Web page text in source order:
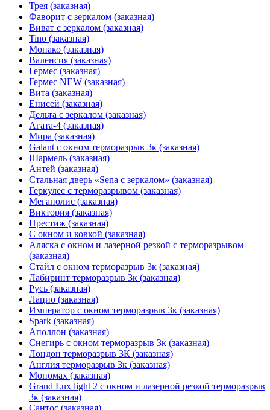
Трея (заказная)
Фаворит с зеркалом (заказная)
Виват с зеркалом (заказная)
Tino (заказная)
Монако (заказная)
Валенсия (заказная)
Гермес (заказная)
Гермес NEW (заказная)
Вита (заказная)
Енисей (заказная)
Дельта с зеркалом (заказная)
Агата-4 (заказная)
Мира (заказная)
Galant с окном терморазрыв 3к (заказная)
Шармель (заказная)
Антей (заказная)
Стальная дверь «Sena с зеркалом» (заказная)
Геркулес с терморазрывом (заказная)
Мегаполис (заказная)
Виктория (заказная)
Престиж (заказная)
С окном и ковкой (заказная)
Аляска с окном и лазерной резкой с терморазрывом
(заказная)
Стайл с окном терморазрыв 3к (заказная)
Лабиринт терморазрыв 3к (заказная)
Русь (заказная)
Лацио (заказная)
Император с окном терморазрыв 3к (заказная)
Spark (заказная)
Аполлон (заказная)
Снегирь с окном терморазрыв 3к (заказная)
Лондон терморазрыв 3К (заказная)
Англия терморазрыв 3к (заказная)
Мономах (заказная)
Grand Lux light 2 с окном и лазерной резкой терморазрыв
3к (заказная)
Сантос (заказная)